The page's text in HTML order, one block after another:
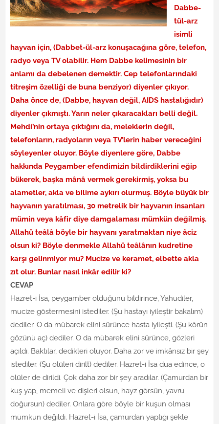
Dabbe-
tül-arz
isimli
hayvan için, (Dabbet-ül-arz konuşacağına göre, telefon,
radyo veya TV olabilir. Hem Dabbe kelimesinin bir
anlamı da debelenen demektir. Cep telefonlarındaki
titreşim özelliği de buna benziyor) diyenler çıkıyor.
Daha önce de, (Dabbe, hayvan değil, AIDS hastalığıdır)
diyenler çıkmıştı. Yarın neler çıkaracakları belli değil.
Mehdi’nin ortaya çıktığını da, meleklerin değil,
telefonların, radyoların veya TV’lerin haber vereceğini
söyleyenler oluyor. Böyle diyenlere göre, Dabbe
hakkında Peygamber efendimizin bildirdiklerini eğip
bükerek, başka mânâ vermek gerekirmiş, yoksa bu
alametler, akla ve bilime aykırı olurmuş. Böyle büyük bir
hayvanın yaratılması, 30 metrelik bir hayvanın insanları
mümin veya kâfir diye damgalaması mümkün değilmiş.
Allahü teâlâ böyle bir hayvanı yaratmaktan niye âciz
olsun ki? Böyle denmekle Allahü teâlânın kudretine
karşı gelinmiyor mu? Mucize ve keramet, elbette akla
zıt olur. Bunlar nasıl inkâr edilir ki?
CEVAP
Hazret-i İsa, peygamber olduğunu bildirince, Yahudiler,
mucize göstermesini istediler. (Şu hastayı iyileştir bakalım)
dediler. O da mübarek elini sürünce hasta iyileşti. (Şu körün
gözünü aç) dediler. O da mübarek elini sürünce, gözleri
açıldı. Baktılar, dedikleri oluyor. Daha zor ve imkânsız bir şey
istediler. (Şu ölüleri dirilt) dediler. Hazret-i İsa dua edince, o
ölüler de dirildi. Çok daha zor bir şey aradılar. (Çamurdan bir
kuş yap, memeli ve dişleri olsun, hayz görsün, yavru
doğursun) dediler. Onlara göre böyle bir kuşun olması
mümkün değildi. Hazret-i İsa, çamurdan yaptığı şekle